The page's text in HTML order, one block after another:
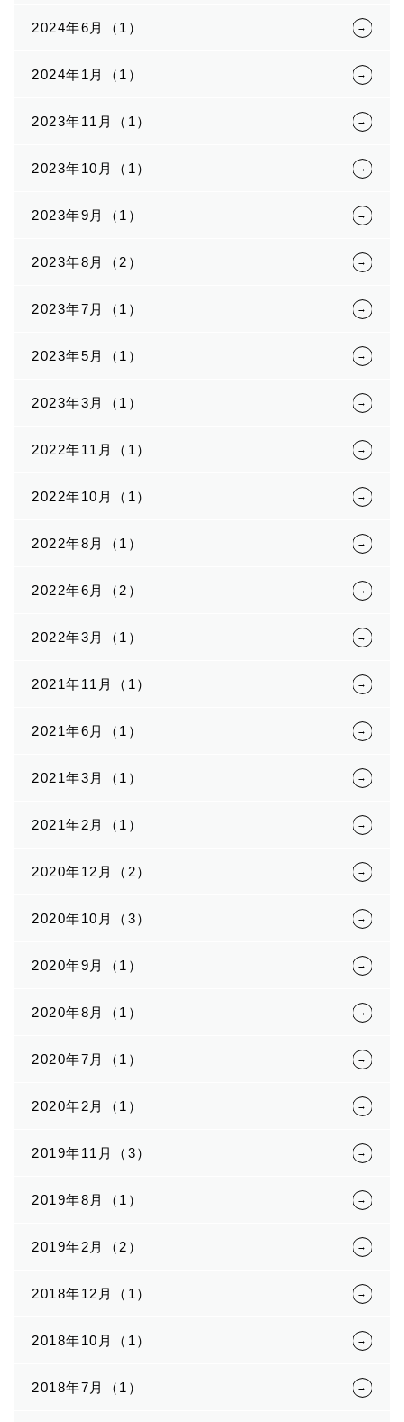
2024年6月（1）
2024年1月（1）
2023年11月（1）
2023年10月（1）
2023年9月（1）
2023年8月（2）
2023年7月（1）
2023年5月（1）
2023年3月（1）
2022年11月（1）
2022年10月（1）
2022年8月（1）
2022年6月（2）
2022年3月（1）
2021年11月（1）
2021年6月（1）
2021年3月（1）
2021年2月（1）
2020年12月（2）
2020年10月（3）
2020年9月（1）
2020年8月（1）
2020年7月（1）
2020年2月（1）
2019年11月（3）
2019年8月（1）
2019年2月（2）
2018年12月（1）
2018年10月（1）
2018年7月（1）